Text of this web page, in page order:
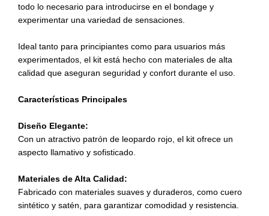
todo lo necesario para introducirse en el bondage y
experimentar una variedad de sensaciones.
Ideal tanto para principiantes como para usuarios más
experimentados, el kit está hecho con materiales de alta
calidad que aseguran seguridad y confort durante el uso.
Características Principales
Diseño Elegante:
Con un atractivo patrón de leopardo rojo, el kit ofrece un
aspecto llamativo y sofisticado.
Materiales de Alta Calidad:
Fabricado con materiales suaves y duraderos, como cuero
sintético y satén, para garantizar comodidad y resistencia.